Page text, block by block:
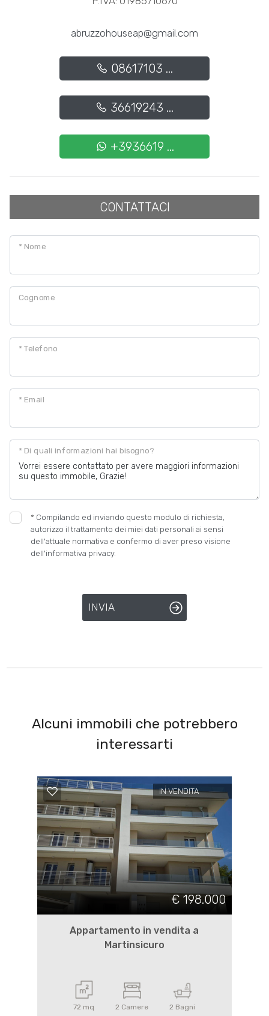
abruzzohouseap@gmail.com
08617103 ...
36619243 ...
+3936619 ...
CONTATTACI
* Nome
Cognome
* Telefono
* Email
* Di quali informazioni hai bisogno?
* Compilando ed inviando questo modulo di richiesta,
autorizzo il trattamento dei miei dati personali ai sensi
dell'attuale normativa e confermo di aver preso visione
dell'informativa privacy.
INVIA
Alcuni immobili che potrebbero
interessarti
IN VENDITA
€ 198.000
Appartamento in vendita a
Martinsicuro
72 mq 2 Camere 2 Bagni
Balcone/Terrazzo
Ascensore